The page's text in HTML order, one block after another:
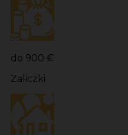
do 900 €
Zaliczki